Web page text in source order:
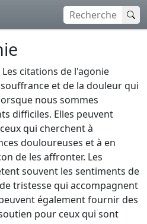
citations de l'agonie
et de la douleur qui
nous sommes
difficiles. Elles peuvent
qui cherchent à
douloureuses et à en
de les affronter. Les
souvent les sentiments de
tristesse qui accompagnent
également fournir des
pour ceux qui sont